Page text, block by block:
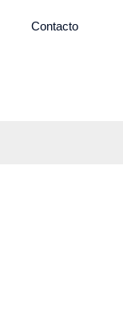
Contacto